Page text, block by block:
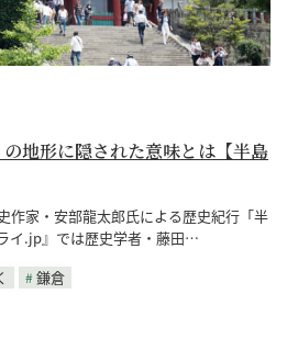
地形に隠された意味とは【半島
作家・安部龍太郎氏による歴史紀行「半
イ.jp』では歴史学者・藤田…
鎌倉